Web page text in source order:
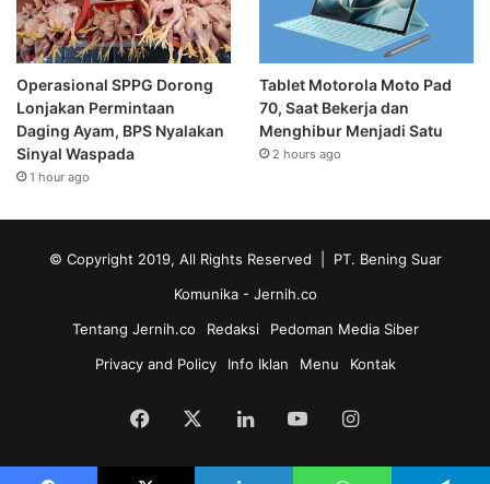
Operasional SPPG Dorong
Lonjakan Permintaan
Daging Ayam, BPS Nyalakan
Sinyal Waspada
1 hour ago
Tablet Motorola Moto Pad
70, Saat Bekerja dan
Menghibur Menjadi Satu
2 hours ago
© Copyright 2019, All Rights Reserved | PT. Bening Suar
Komunika - Jernih.co
Tentang Jernih.co
Redaksi
Pedoman Media Siber
Privacy and Policy
Info Iklan Menu Kontak
Facebook LinkedInYouTubeInstagram